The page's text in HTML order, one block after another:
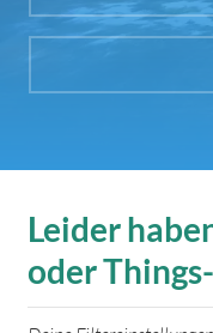
Leider
oder